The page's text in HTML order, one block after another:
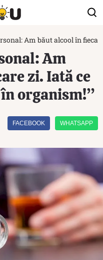
Am băut alcool în
Am
zi. Iată ce
organism!”
FACEBOOK WHATSAPP